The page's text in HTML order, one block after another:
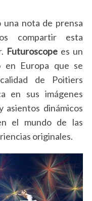
una nota de prensa
compartir esta
Futuroscopees un
Europa que se
de Poitiers
en sus imágenes
asientos dinámicos
el mundo de las
originales.